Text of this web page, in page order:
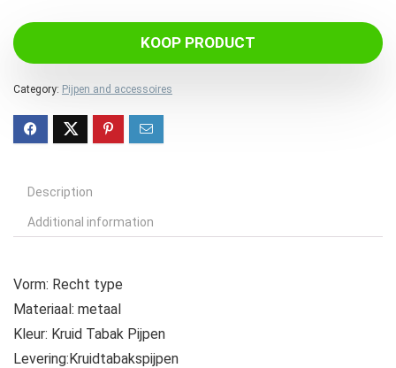
KOOP PRODUCT
Category: Pijpen and accessoires
Description
Additional information
Vorm: Recht type
Materiaal: metaal
Kleur: Kruid Tabak Pijpen
Levering:Kruidtabakspijpen